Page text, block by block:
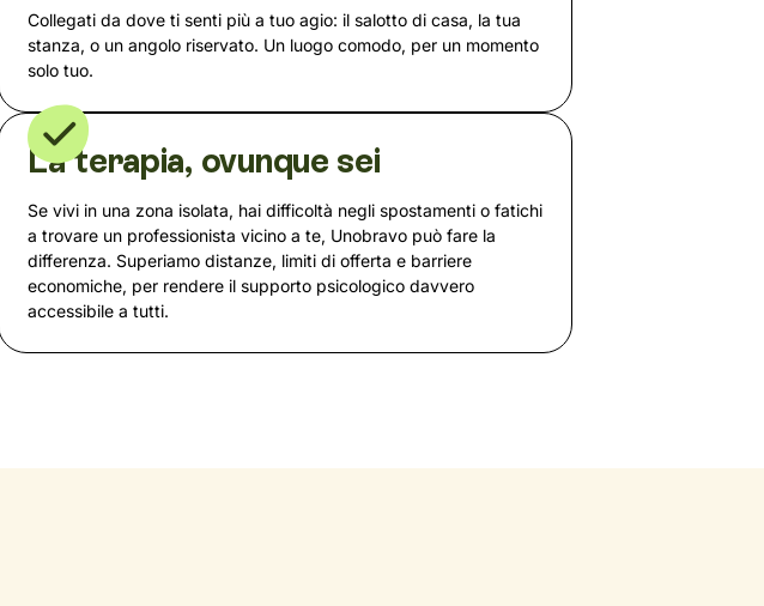
Collegati da dove ti senti più a tuo agio: il salotto di casa, la tua
stanza, o un angolo riservato. Un luogo comodo, per un momento
solo tuo.
La terapia, ovunque sei
Se vivi in una zona isolata, hai difficoltà negli spostamenti o fatichi
a trovare un professionista vicino a te, Unobravo può fare la
differenza. Superiamo distanze, limiti di offerta e barriere
economiche, per rendere il supporto psicologico davvero
accessibile a tutti.